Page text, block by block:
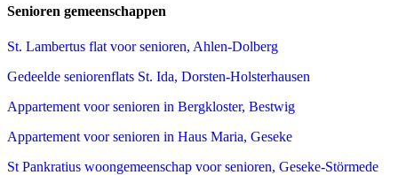
Senioren gemeenschappen
St. Lambertus flat voor senioren, Ahlen-Dolberg
Gedeelde seniorenflats St. Ida, Dorsten-Holsterhausen
Appartement voor senioren in Bergkloster, Bestwig
Appartement voor senioren in Haus Maria, Geseke
St Pankratius woongemeenschap voor senioren, Geseke-Störmede